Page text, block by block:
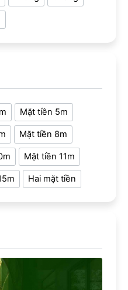
Mặt tiền 5m
Mặt tiền 8m
Mặt tiền 11m
Hai mặt tiền